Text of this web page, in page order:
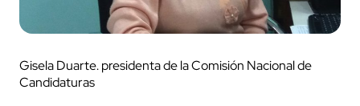
Gisela Duarte. presidenta de la Comisión Nacional de
Candidaturas